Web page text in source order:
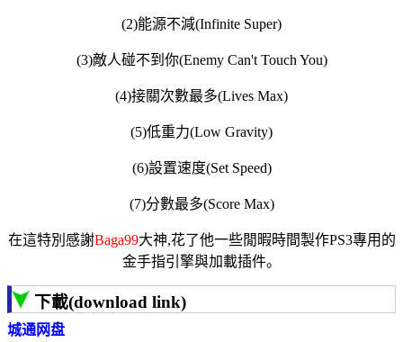
(2)能源不減(Infinite Super)
(3)敵人碰不到你(Enemy Can't Touch You)
(4)接關次數最多(Lives Max)
(5)低重力(Low Gravity)
(6)設置速度(Set Speed)
(7)分數最多(Score Max)
在這特別感謝Baga99大神,花了他一些閒暇時間製作PS3專用的
金手指引擎與加載插件。
下載(download link)
城通网盘